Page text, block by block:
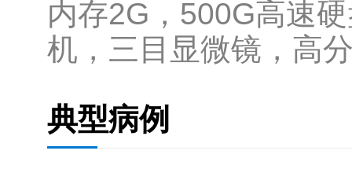
内存2G，500G高速
机，三目显微镜，高
典型病例